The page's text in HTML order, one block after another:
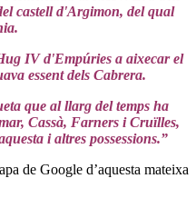
castell d'Argimon, del qual
IV d'Empúries a aixecar el
essent dels Cabrera.
que al llarg del temps ha
Cassà, Farners i Cruïlles,
i altres possessions.”
de Google d’aquesta mateixa